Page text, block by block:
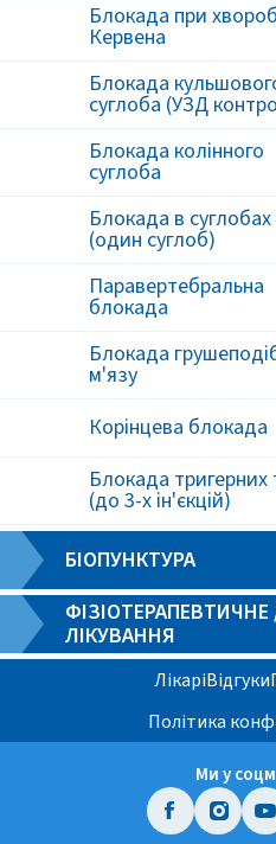
Блокада при
Кервена
Блокада
суглоба (УЗД
Блокада колінного
суглоба
Блокада в
(один суглоб)
Паравертебральна
блокада
Блокада
м'язу
Корінцева блокада
Блокада тригерних
(до 3-х ін'єкцій)
БІОПУНКТУРА
ЛІКУВАННЯ
ЛікаріВідгуки
Політика
Ми у